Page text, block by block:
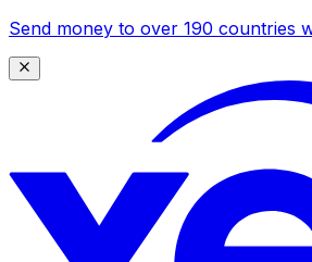
Send money to over 190 countries